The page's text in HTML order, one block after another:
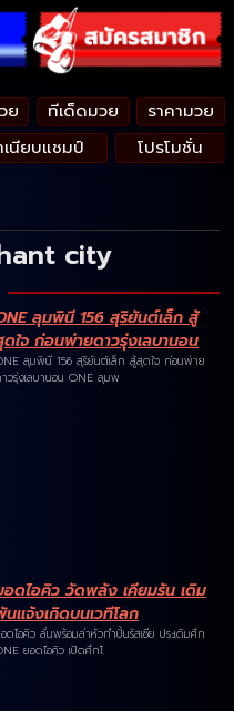
ย ทีเด็ดมวย
ราคามวย
เนียบแชมป์ โปรโมชั่น
city
ลุมพินี 156 สุริยันต์เล็ก สู้
ใจ ก่อนพ่ายดาวรุ่งเลบานอน
ลุมพินี 156 สุริยันต์เล็ก สู้สุดใจ ก่อนพ่าย
วรุ่งเลบานอน ONE ลุมพ
อดไอคิว วัดพลัง เคียมรัน เดิม
แจ้งเกิดบนเวทีโลก
ดไอคิว ลั่นพร้อมล่าหัวกำปั้นรัสเซีย ประเดิมศึก
ยอดไอคิว เปิดศึกโ